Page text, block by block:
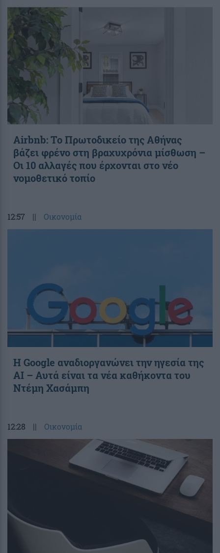
Airbnb: Το Πρωτοδικείο της Αθήνας
βάζει φρένο στη βραχυχρόνια μίσθωση –
Οι 10 αλλαγές που έρχονται στο νέο
νομοθετικό τοπίο
12:57 || Οικονομία
Η Google αναδιοργανώνει την ηγεσία της
AI – Αυτά είναι τα νέα καθήκοντα του
Ντέμη Χασάμπη
12:28 || Οικονομία